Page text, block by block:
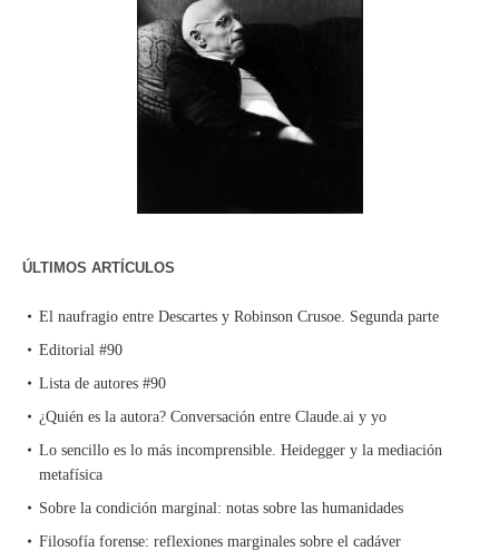
ÚLTIMOS ARTÍCULOS
El naufragio entre Descartes y Robinson Crusoe. Segunda parte
Editorial #90
Lista de autores #90
¿Quién es la autora? Conversación entre Claude.ai y yo
Lo sencillo es lo más incomprensible. Heidegger y la mediación
metafísica
Sobre la condición marginal: notas sobre las humanidades
Filosofía forense: reflexiones marginales sobre el cadáver